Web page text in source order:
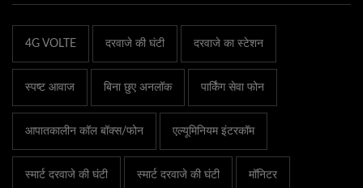
4G VOLTE दरवाजे की घंटी दरवाजे का स्टेशन
स्पष्ट आवाज बिना छुए अनलॉक पार्किंग सेवा फोन
आपातकालीन कॉल बॉक्स/फोन एल्यूमिनियम इंटरकॉम
स्मार्ट दरवाजे की घंटी स्मार्ट दरवाजे की घंटी मॉनिटर